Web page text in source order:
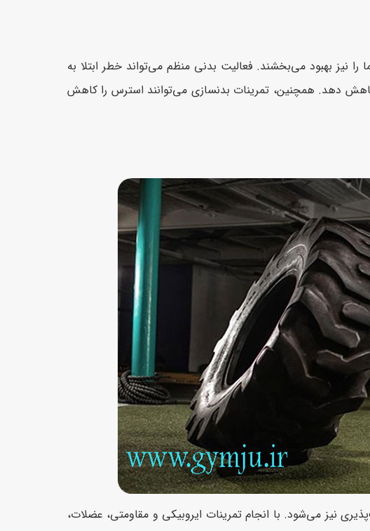
نیز بهبود می‌بخشند. فعالیت بدنی منظم می‌تواند خطر ابتلا به
دهد. همچنین، تمرینات بدنسازی می‌توانند استرس را کاهش
نیز می‌شود. با انجام تمرینات ایروبیکی و مقاومتی، عضلات،